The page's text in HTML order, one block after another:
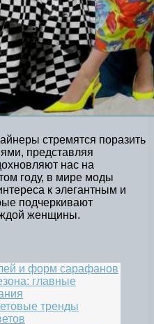
стремятся поразить
представляя
нас на
году, в мире моды
к элегантным и
подчеркивают
женщины.
и форм сарафанов
главные
тренды